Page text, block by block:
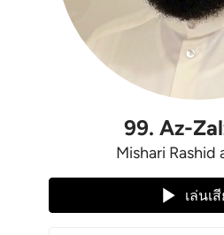
99. Az-
Mishari Rashid
เล่นเ